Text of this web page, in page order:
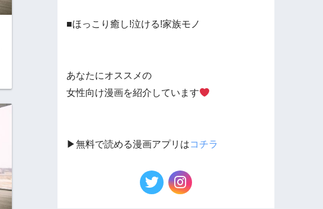
■ほっこり癒し!泣ける!家族モノ
あなたにオススメの
女性向け漫画を紹介しています
▶︎無料で読める漫画アプリはコチラ